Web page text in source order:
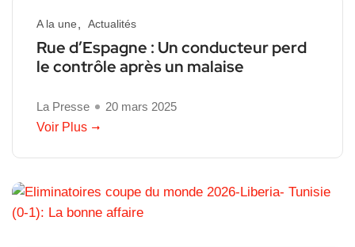
A la une Actualités
Rue d’Espagne : Un conducteur perd
le contrôle après un malaise
La Presse
20 mars 2025
Voir Plus